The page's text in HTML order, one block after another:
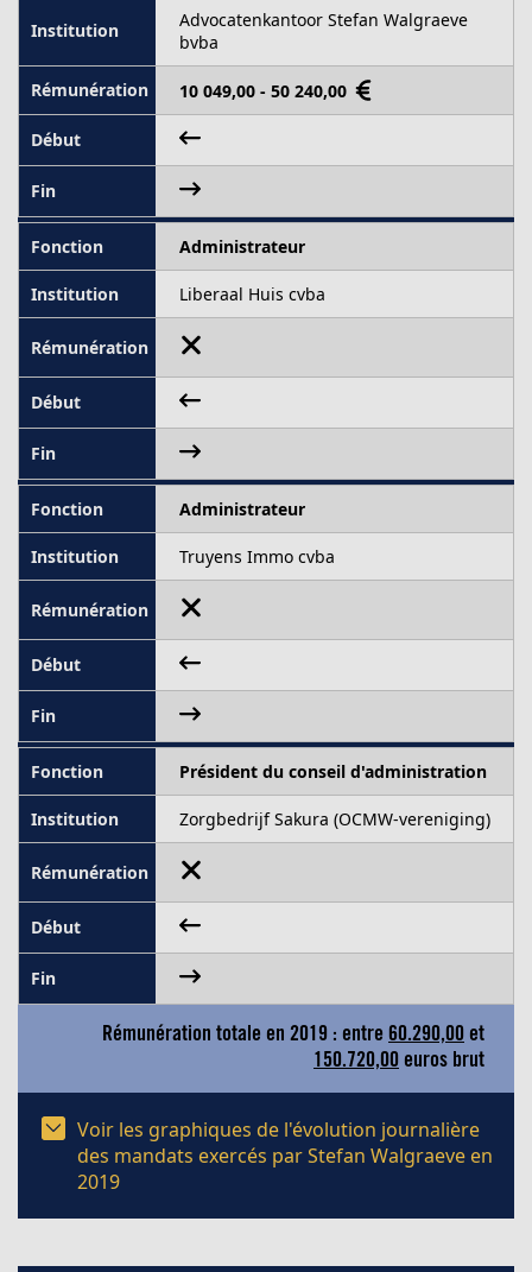
Advocatenkantoor Stefan Walgraeve
bvba
10 049,00 - 50 240,00
Administrateur
Liberaal Huis cvba
Administrateur
Truyens Immo cvba
Président du conseil d'administration
Zorgbedrijf Sakura (OCMW-vereniging)
Rémunération totale en 2019 : entre 60.290,00 et
150.720,00 euros brut
Voir les graphiques de l'évolution journalière
des mandats exercés par Stefan Walgraeve en
2019